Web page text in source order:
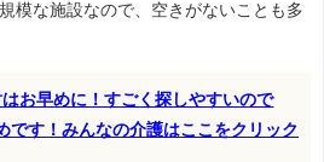
模な施設なので、空きがないことも多
はお早めに！すごく探しやすいので
です！みんなの介護はここをクリック